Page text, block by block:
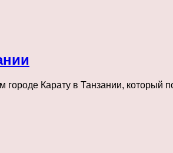
Карату в Танзании, который